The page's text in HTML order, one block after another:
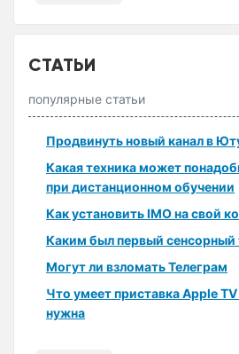
СТАТЬИ
популярные статьи
Продвинуть новый канал в
Какая техника может
при дистанционном обучении
Как установить IMO на свой
Каким был первый сенсорный
Могут ли взломать Телеграм
Что умеет приставка Apple
нужна